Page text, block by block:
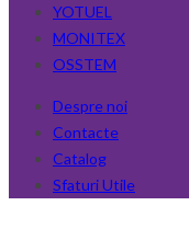
YOTUEL
MONITEX
OSSTEM
Despre noi
Contacte
Catalog
Sfaturi Utile